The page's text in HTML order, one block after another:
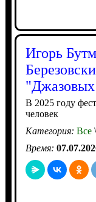
Игорь
"Джазовых
В 2025 году
человек
Категория: Все\
Время: